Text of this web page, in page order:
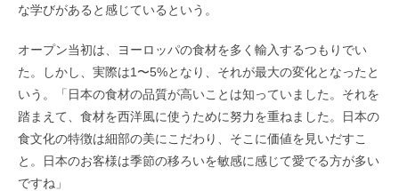
な学びがあると感じているという。
オープン当初は、ヨーロッパの食材を多く輸入するつもりでい
た。しかし、実際は1〜5%となり、それが最大の変化となったと
いう。「日本の食材の品質が高いことは知っていました。それを
踏まえて、食材を西洋風に使うために努力を重ねました。日本の
食文化の特徴は細部の美にこだわり、そこに価値を見いだすこ
と。日本のお客様は季節の移ろいを敏感に感じて愛でる方が多い
ですね」